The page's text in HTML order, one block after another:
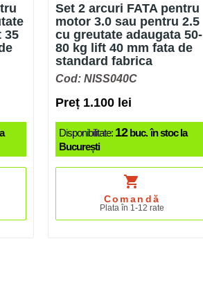
35
Set 2 arcuri FATA pentru
motor 3.0 sau pentru 2.5
cu greutate adaugata 50-
80 kg lift 40 mm fata de
standard fabrica
Cod: NISS040C
Preț 1.100 lei
Disponibilitate: 12buc. în stoc la
București
shopping_cart
Comandă
Plata în 1-12 rate